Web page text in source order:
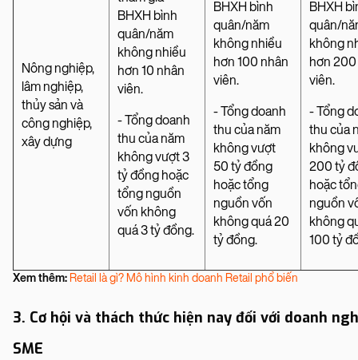
Nông nghiệp,
lâm nghiệp,
thủy sản và
công nghiệp,
xây dựng
BHXH bình
quân/năm
không nhiều
hơn 10 nhân
viên.
- Tổng doanh
thu của năm
không vượt 3
tỷ đồng hoặc
tổng nguồn
vốn không
quá 3 tỷ đồng.
BHXH bình
quân/năm
không nhiều
hơn 100 nhân
viên.
- Tổng doanh
thu của năm
không vượt
50 tỷ đồng
hoặc tổng
nguồn vốn
không quá 20
tỷ đồng.
BHXH
quân/
không
hơn
viên.
- Tổng
thu của
không
200 tỷ
hoặc
nguồn
không
100 tỷ
Xem thêm: Retail là gì? Mô hình kinh doanh Retail phổ biến
3. Cơ hội và thách thức hiện nay đối với doanh
SME